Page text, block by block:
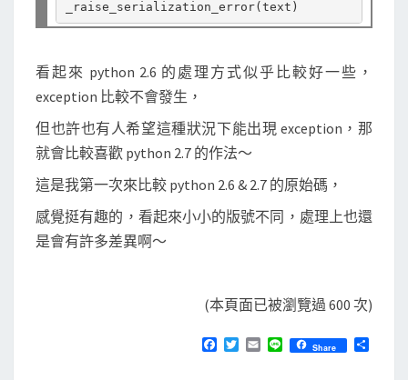
看起來 python 2.6 的處理方式似乎比較好一些，
exception 比較不會發生，
但也許也有人希望這種狀況下能出現 exception，那
就會比較喜歡 python 2.7 的作法～
這是我第一次來比較 python 2.6 & 2.7 的原始碼，
感覺挺有趣的，看起來小小的版號不同，處理上也還
是會有許多差異啊～
(本頁面已被瀏覽過 600 次)
E
Share